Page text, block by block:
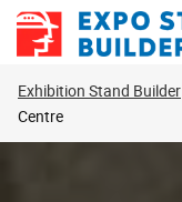
Skip
Exhibition Stand Builder
Centre